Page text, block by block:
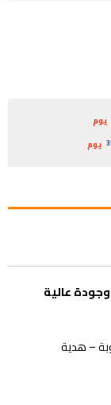
يوم
يوم
عالية
– هدية